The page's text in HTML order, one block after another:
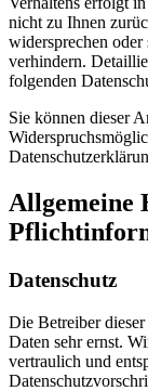
nicht zu Ihnen
widersprechen
verhindern.
folgenden
Sie können dieser
Allgemeine
Datenschutz
Die Betreiber
Daten sehr ernst.
vertraulich und